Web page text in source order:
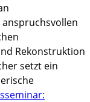
Rekonstruktion
setzt ein